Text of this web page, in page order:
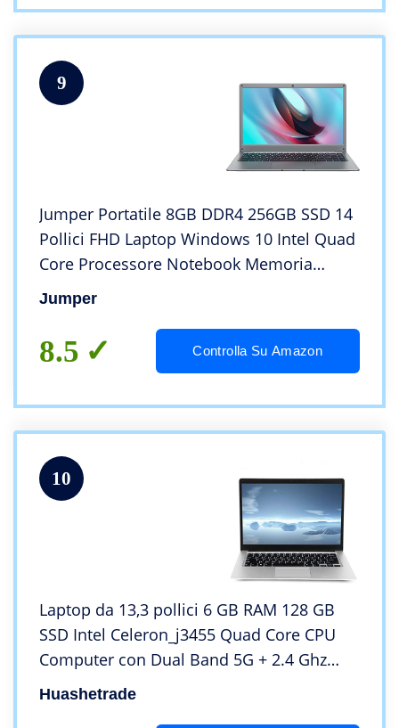
9
Jumper Portatile 8GB DDR4 256GB SSD 14
Pollici FHD Laptop Windows 10 Intel Quad
Core Processore Notebook Memoria
Espandibile SSD 1TB e 256GB TF WiFi Bi-
Bande, USB3.0
Jumper
8.5 Controlla Su Amazon
10
Laptop da 13,3 pollici 6 GB RAM 128 GB
SSD Intel Celeron_j3455 Quad Core CPU
Computer con Dual Band 5G + 2.4 Ghz
WiFi HDMI Windows 10
Huashetrade